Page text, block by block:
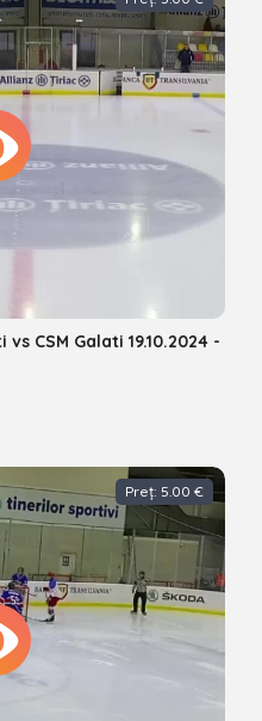
CSM Galati 19.10.2024 -
Preț: 5.00 €